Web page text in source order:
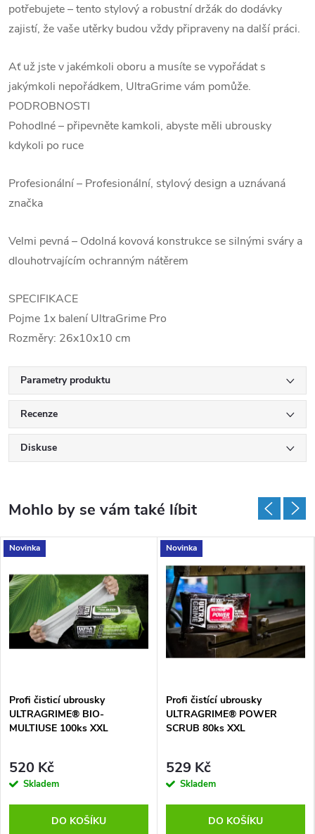
potřebujete – tento stylový a robustní držák do dodávky
zajistí, že vaše utěrky budou vždy připraveny na další práci.
Ať už jste v jakémkoli oboru a musíte se vypořádat s
jakýmkoli nepořádkem, UltraGrime vám pomůže.
PODROBNOSTI
Pohodlné – připevněte kamkoli, abyste měli ubrousky
kdykoli po ruce
Profesionální – Profesionální, stylový design a uznávaná
značka
Velmi pevná – Odolná kovová konstrukce se silnými sváry a
dlouhotrvajícím ochranným nátěrem
SPECIFIKACE
Pojme 1x balení UltraGrime Pro
Rozměry: 26x10x10 cm
Parametry produktu
Recenze
Diskuse
Novinka
Profi čisticí ubrousky
ULTRAGRIME® BIO-
MULTIUSE 100ks XXL
520 Kč
Skladem
DO KOŠÍKU
Novinka
Profi čistící ubrousky
ULTRAGRIME® POWER
SCRUB 80ks XXL
529 Kč
Skladem
DO KOŠÍKU